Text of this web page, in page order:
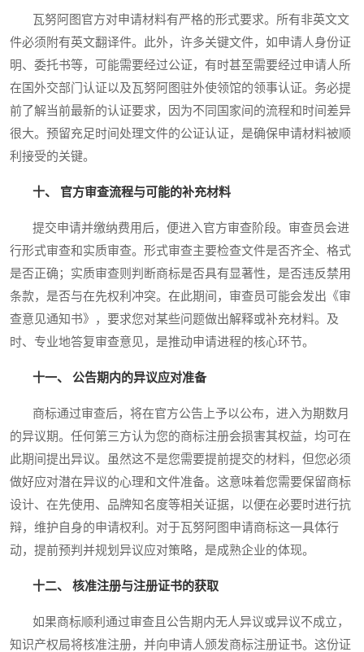
瓦努阿图官方对申请材料有严格的形式要求。所有非英文文
件必须附有英文翻译件。此外，许多关键文件，如申请人身份证
明、委托书等，可能需要经过公证，有时甚至需要经过申请人所
在国外交部门认证以及瓦努阿图驻外使领馆的领事认证。务必提
前了解当前最新的认证要求，因为不同国家间的流程和时间差异
很大。预留充足时间处理文件的公证认证，是确保申请材料被顺
利接受的关键。
十、 官方审查流程与可能的补充材料
提交申请并缴纳费用后，便进入官方审查阶段。审查员会进
行形式审查和实质审查。形式审查主要检查文件是否齐全、格式
是否正确；实质审查则判断商标是否具有显著性，是否违反禁用
条款，是否与在先权利冲突。在此期间，审查员可能会发出《审
查意见通知书》，要求您对某些问题做出解释或补充材料。及
时、专业地答复审查意见，是推动申请进程的核心环节。
十一、 公告期内的异议应对准备
商标通过审查后，将在官方公告上予以公布，进入为期数月
的异议期。任何第三方认为您的商标注册会损害其权益，均可在
此期间提出异议。虽然这不是您需要提前提交的材料，但您必须
做好应对潜在异议的心理和文件准备。这意味着您需要保留商标
设计、在先使用、品牌知名度等相关证据，以便在必要时进行抗
辩，维护自身的申请权利。对于瓦努阿图申请商标这一具体行
动，提前预判并规划异议应对策略，是成熟企业的体现。
十二、 核准注册与注册证书的获取
如果商标顺利通过审查且公告期内无人异议或异议不成立，
知识产权局将核准注册，并向申请人颁发商标注册证书。这份证